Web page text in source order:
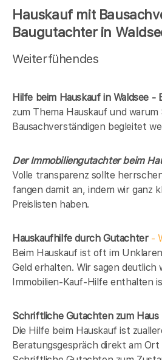
Hauskauf mit
Baugutachter in
Weiterfühendes
Hilfe beim Hauskauf in Waldsee -
zum Thema Hauskauf und warum
Bausachverständigen begleitet
Der Immobiliengutachter beim
Volle transparenz sollte
fangen damit an, indem wir ganz
Preislisten haben.
Hauskaufhilfe durch Gutachter-
Beim Hauskauf ist oft im
Geld erhalten. Wir sagen deutlich
Immobilien-Kauf-Hilfe enthalten
Schriftliche Gutachten zum Haus
Die Hilfe beim Hauskauf ist
Beratungsgespräch direkt am Ort